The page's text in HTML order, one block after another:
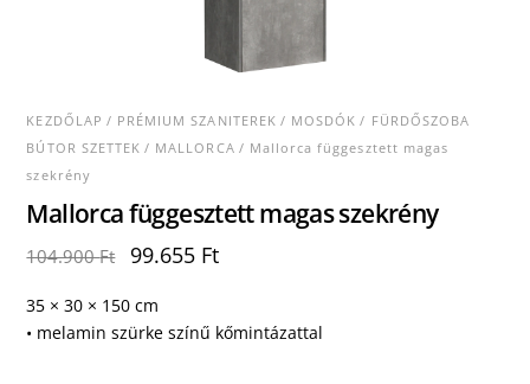
KEZDŐLAP / PRÉMIUM SZANITEREK / MOSDÓK / FÜRDŐSZOBA
BÚTOR SZETTEK / MALLORCA/ Mallorca függesztett magas
szekrény
Mallorca függesztett magas szekrény
104.900Ft
Original
was:
104.900 Ft.
99.655 FtCurrent
99.655 Ft.
35 × 30 × 150 cm
• melamin szürke színű kőmintázattal